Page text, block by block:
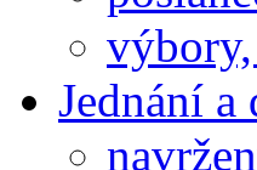
výbory,
Jednání